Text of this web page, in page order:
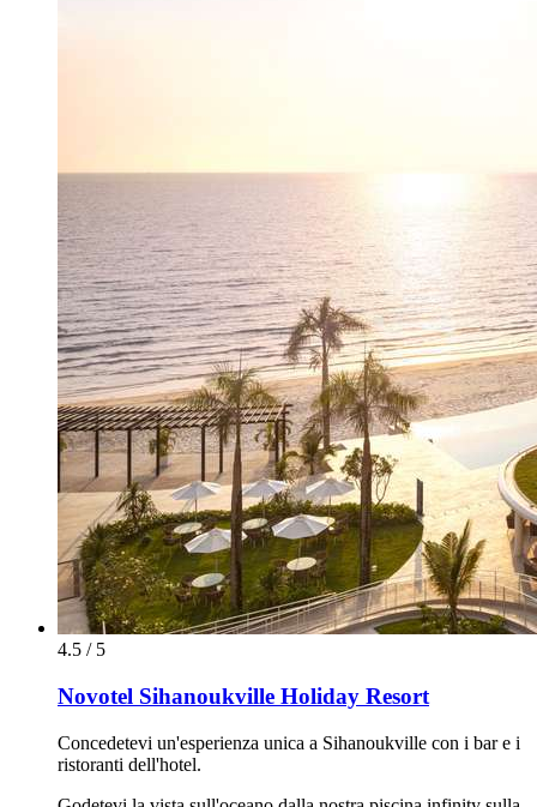
4.5 / 5
Novotel Sihanoukville Holiday Resort
Concedetevi un'esperienza unica a Sihanoukville con i bar e i
ristoranti dell'hotel.